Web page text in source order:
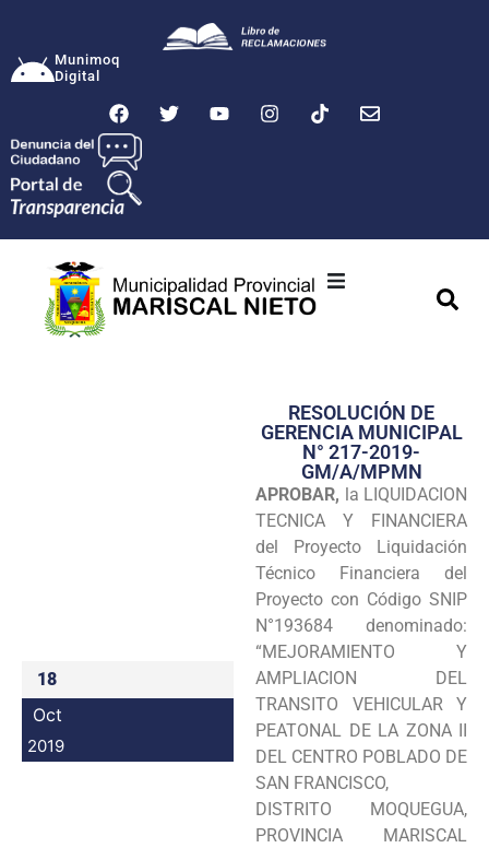
Munimoq
Digital
Transparencia
Seguridad
Programas
Intranet
18
Oct
2019
RESOLUCIÓN DE
GERENCIA MUNICIPAL
N° 217-2019-
GM/A/MPMN
APROBAR, la LIQUIDACION
TECNICA Y FINANCIERA
del Proyecto Liquidación
Técnico Financiera del
Proyecto con Código SNIP
N°193684 denominado:
“MEJORAMIENTO Y
AMPLIACION DEL
TRANSITO VEHICULAR Y
PEATONAL DE LA ZONA II
DEL CENTRO POBLADO DE
SAN FRANCISCO,
DISTRITO MOQUEGUA,
PROVINCIA MARISCAL